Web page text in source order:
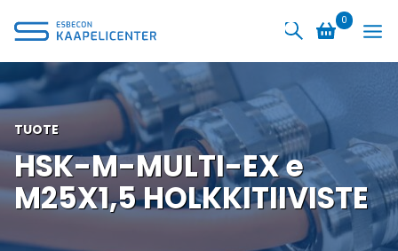
sisältöön
0
TUOTE
HSK-M-MULTI-EX e
M25X1,5 HOLKKITIIVISTE